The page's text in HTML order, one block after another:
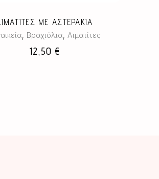
ΜΕ ΑΣΤΕΡΑΚΙΑ
, Βραχιόλια, Αιματίτες
12,50 €